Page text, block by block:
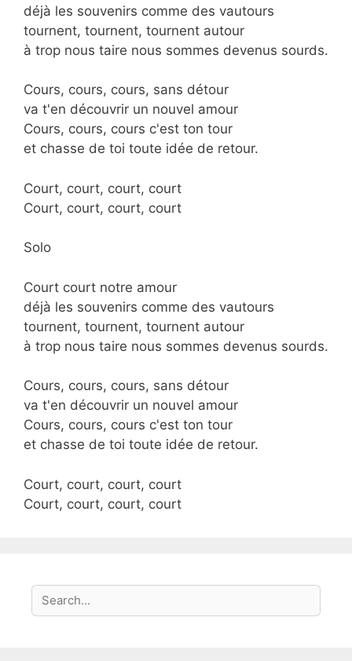
déjà les souvenirs comme des vautours
tournent, tournent, tournent autour
à trop nous taire nous sommes devenus sourds.
Cours, cours, cours, sans détour
va t'en découvrir un nouvel amour
Cours, cours, cours c'est ton tour
et chasse de toi toute idée de retour.
Court, court, court, court
Court, court, court, court
Solo
Court court notre amour
déjà les souvenirs comme des vautours
tournent, tournent, tournent autour
à trop nous taire nous sommes devenus sourds.
Cours, cours, cours, sans détour
va t'en découvrir un nouvel amour
Cours, cours, cours c'est ton tour
et chasse de toi toute idée de retour.
Court, court, court, court
Court, court, court, court
S
e
Search